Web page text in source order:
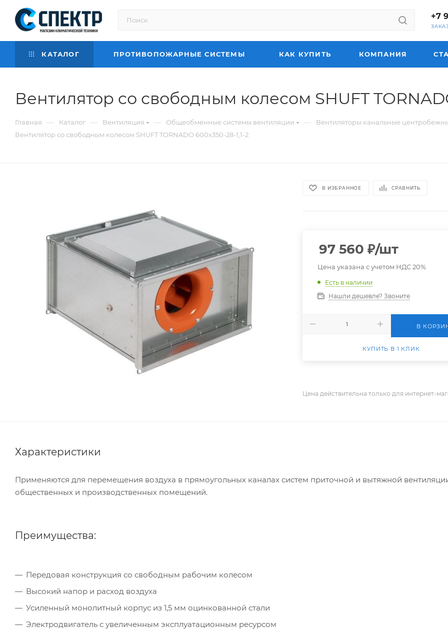
+7
КАТАЛОГ ПРОТИВОПОЖАРНЫЕ СИСТЕМЫ КАК КУПИТЬ КОМПАНИЯ
Вентилятор cо свободным колесом SHUFT
Главная — Каталог — Вентиляция — Общеобменные системы вентиляции — Вентиляторы канальные
Вентилятор cо свободным колесом SHUFT TORNADO 600x350-28-1,1-2
В ИЗБРАННОЕ СРАВНИТЬ
97 560 ₽/шт
Цена указана с учетом НДС 20%
Есть в наличии
Нашли дешевле? Звоните
В
КУПИТЬ В 1 КЛИК
Цена действительна только для интернет-
Характеристики
Применяются для перемещения воздуха в прямоугольных каналах систем приточной и вытяжной
общественных и производственных помещений.
Преимущества:
Передовая конструкция со свободным рабочим колесом
Высокий напор и расход воздуха
Усиленный монолитный корпус из 1,5 мм оцинкованной стали
Электродвигатель с увеличенным эксплуатационным ресурсом